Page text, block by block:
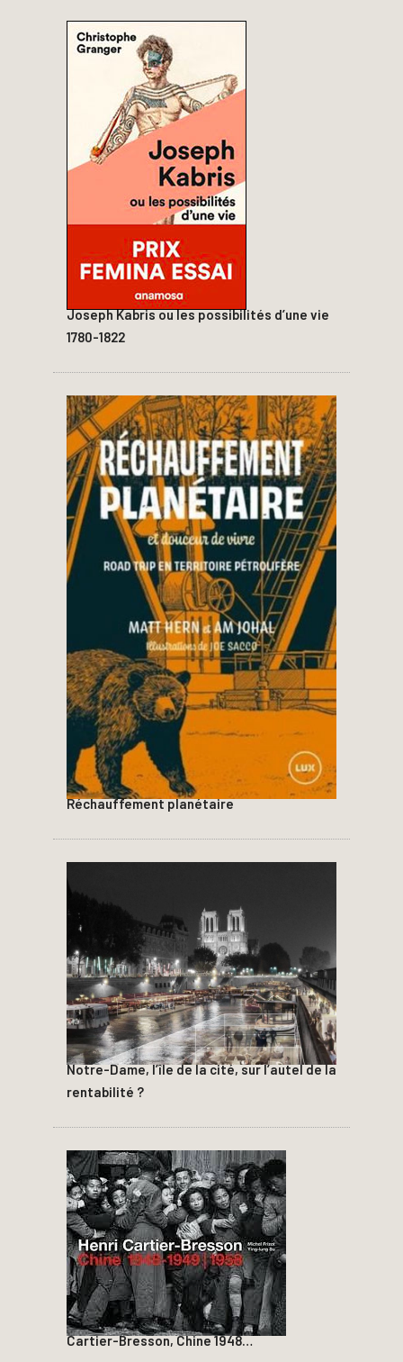
Joseph Kabris ou les possibilités d’une vie
1780-1822
Réchauffement planétaire
Notre-Dame, l’île de la cité, sur l’autel de la
rentabilité ?
Cartier-Bresson, Chine 1948…